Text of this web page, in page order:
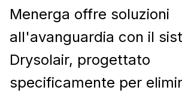
Menerga offre soluzioni
all'avanguardia con il
Drysolair, progettato
specificamente per